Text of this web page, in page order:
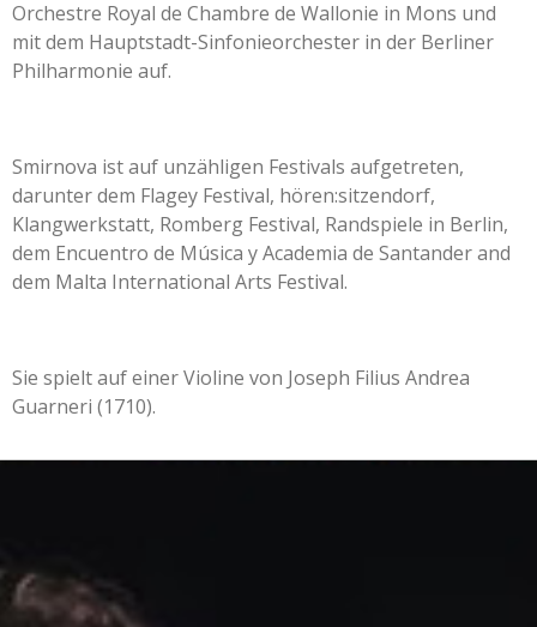
Orchestre Royal de Chambre de Wallonie in Mons und
mit dem Hauptstadt-Sinfonieorchester in der Berliner
Philharmonie auf.
Smirnova ist auf unzähligen Festivals aufgetreten,
darunter dem Flagey Festival, hören:sitzendorf,
Klangwerkstatt, Romberg Festival, Randspiele in Berlin,
dem Encuentro de Música y Academia de Santander and
dem Malta International Arts Festival.
Sie spielt auf einer Violine von Joseph Filius Andrea
Guarneri (1710).